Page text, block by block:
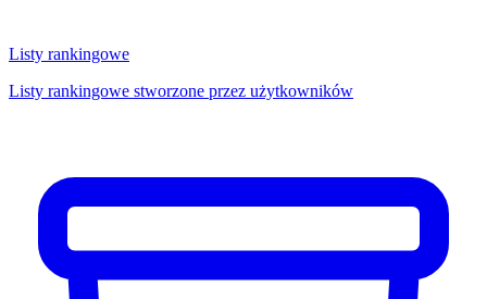
Listy rankingowe
Listy rankingowe stworzone przez użytkowników